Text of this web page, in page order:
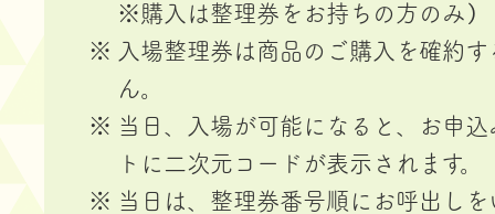
※購入は整理券をお持ちの方のみ）
入場整理券は商品のご購入を確約
ん。
当日、入場が可能になると、お申
トに二次元コードが表示されます。
当日は、整理券番号順にお呼出し